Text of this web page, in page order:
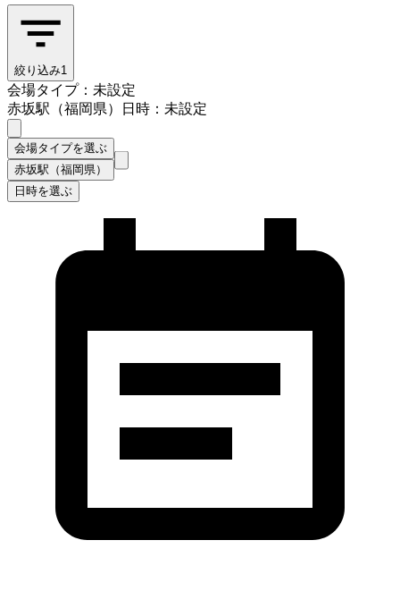
絞り込み1
会場タイプ：未設定
赤坂駅（福岡県）
日時：未設定
会場タイプを選ぶ
赤坂駅（福岡県）
日時を選ぶ